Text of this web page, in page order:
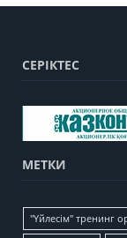
СЕРІКТЕС
МЕТКИ
"Үйлесім" тренинг